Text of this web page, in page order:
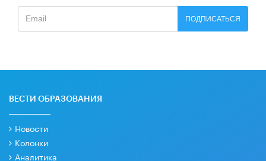
ПОДПИСАТЬСЯ
ВЕСТИ ОБРАЗОВАНИЯ
Новости
Колонки
Аналитика